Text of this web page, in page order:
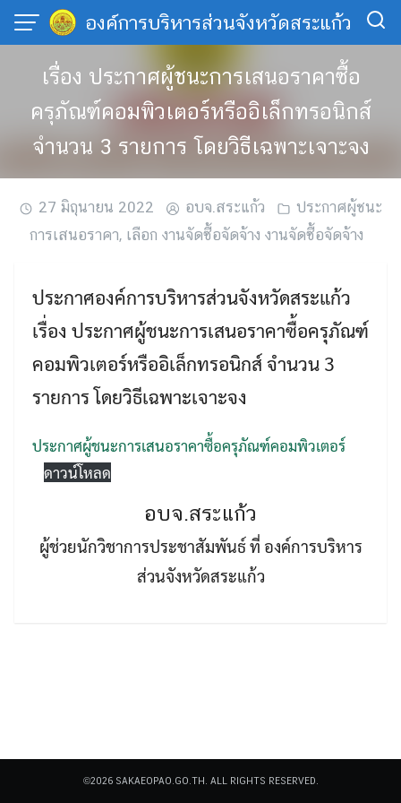
Skip
องค์การบริหารส่วนจังหวัดสระแก้ว
Search
for:
Search
เรื่อง ประกาศผู้ชนะการเสนอราคาซื้อ
ครุภัณฑ์คอมพิวเตอร์หรืออิเล็กทรอนิกส์
จำนวน 3 รายการ โดยวิธีเฉพาะเจาะจง
27 มิถุนายน 2022 อบจ.สระแก้ว
ประกาศผู้ชนะ
การเสนอราคา, เลือก งานจัดซื้อจัดจ้าง งานจัดซื้อจัดจ้าง
ประกาศองค์การบริหารส่วนจังหวัดสระแก้ว
เรื่อง ประกาศผู้ชนะการเสนอราคาซื้อครุภัณฑ์
คอมพิวเตอร์หรืออิเล็กทรอนิกส์ จำนวน 3
รายการ โดยวิธีเฉพาะเจาะจง
ประกาศผู้ชนะการเสนอราคาซื้อครุภัณฑ์คอมพิวเตอร์
ดาวน์โหลด
อบจ.สระแก้ว
ผู้ช่วยนักวิชาการประชาสัมพันธ์ ที่ องค์การบริหาร
ส่วนจังหวัดสระแก้ว
©2026 SAKAEOPAO.GO.TH. ALL RIGHTS RESERVED.